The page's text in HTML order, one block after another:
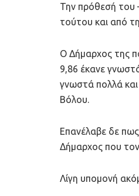
Την πρόθεσή του
τούτου και από
Ο Δήμαρχος της
9,86 έκανε
γνωστά πολλά
Βόλου.
Επανέλαβε δε
Δήμαρχος που τον
Λίγη υπομονή